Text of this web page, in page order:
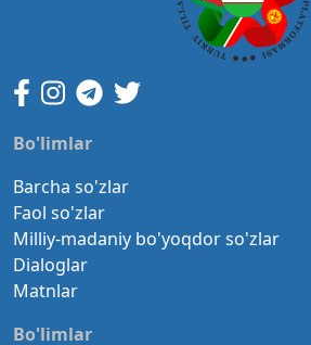
Bo'limlar
Barcha so'zlar
Faol so'zlar
Milliy-madaniy bo'yoqdor so'zlar
Dialoglar
Matnlar
Bo'limlar